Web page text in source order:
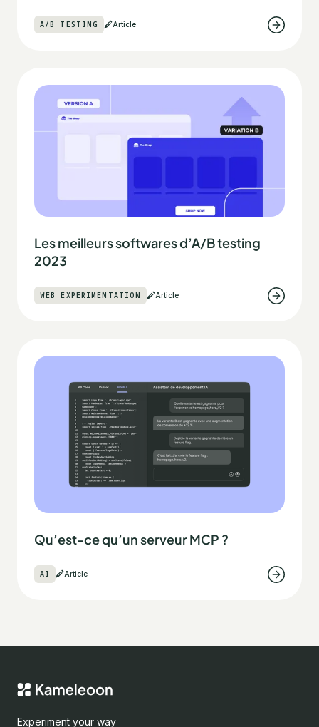
A/B TESTING Article
Les meilleurs softwares d’A/B testing
2023
WEB EXPERIMENTATION Article
Qu’est-ce qu’un serveur MCP ?
AI Article
Experiment your way